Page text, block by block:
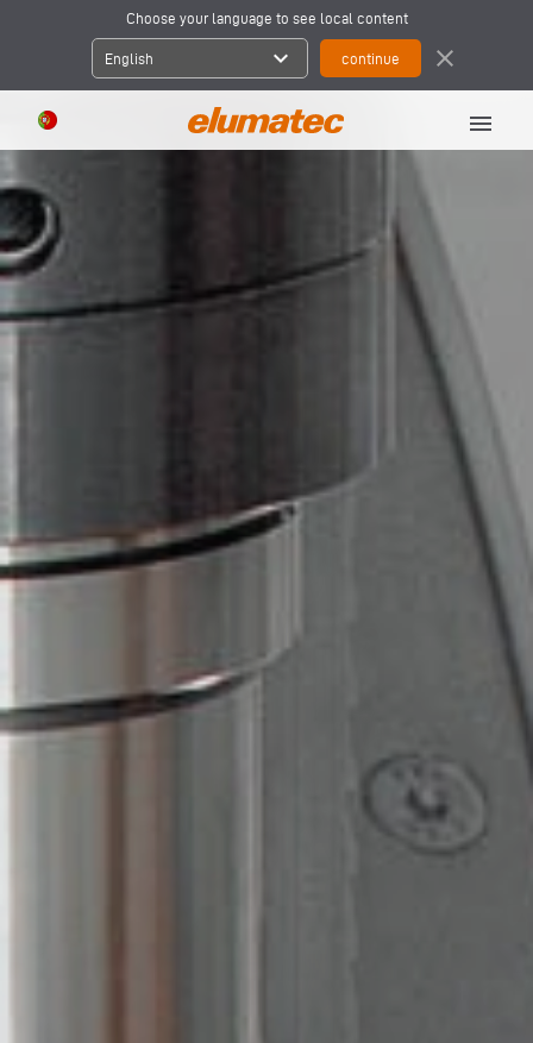
Choose your language to see local content
English expand_more close
menu